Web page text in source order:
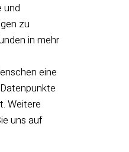
und
zu
in mehr
eine
Weitere
uns auf